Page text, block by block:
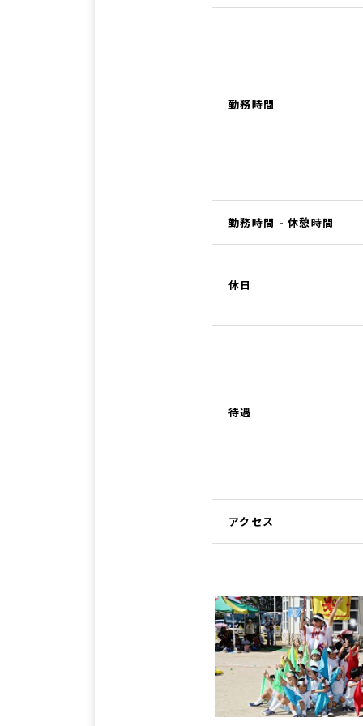
勤務時間
勤務時間 - 休憩時間
休日
待遇
アクセス